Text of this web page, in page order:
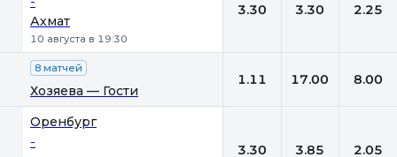
Ахмат
10 августа в 19:30
3.30 3.30 2.25
8 матчей
Хозяева — Гости
1.11 17.00 8.00
Оренбург
- 3.30 3.85 2.05